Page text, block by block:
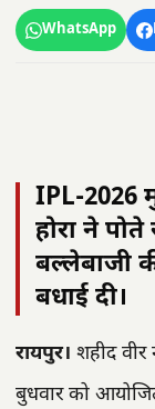
WhatsApp
IPL-2026
होरा ने
बल्लेबाजी
बधाई दी।
रायपुर। शहीद वीर
बुधवार को